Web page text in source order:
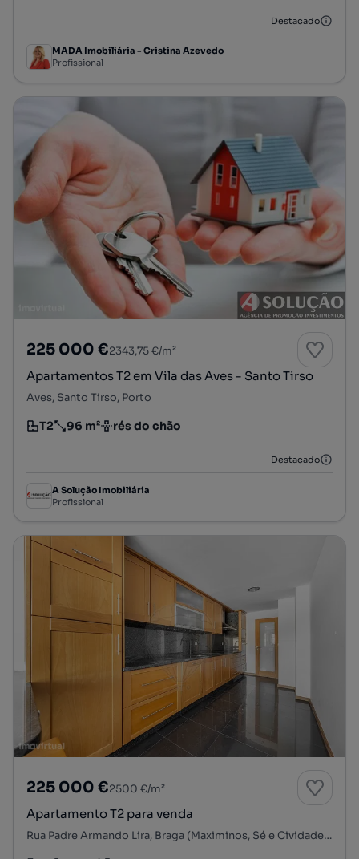
Destacado
MADA Imobiliária - Cristina Azevedo
Profissional
225 000 €2343,75 €/m²
Apartamentos T2 em Vila das Aves - Santo Tirso
Aves, Santo Tirso, Porto
Tipologia
T2
Preço por metro quadrado
96 m²
Andar rés do chão
Destacado
A Solução Imobiliária
Profissional
225 000 €2500 €/m²
Apartamento T2 para venda
Rua Padre Armando Lira, Braga (Maximinos, Sé e Cividade), Braga, Braga